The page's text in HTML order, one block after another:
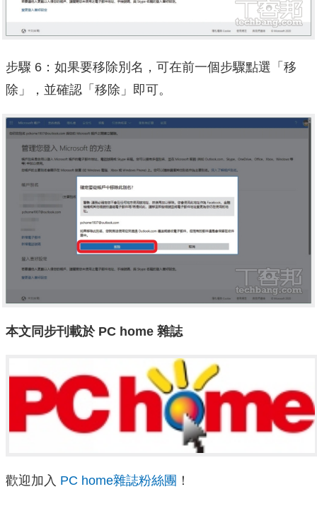
步驟 6：如果要移除別名，可在前一個步驟點選「移
除」，並確認「移除」即可。
本文同步刊載於 PC home 雜誌
歡迎加入 PC home雜誌粉絲團 ！